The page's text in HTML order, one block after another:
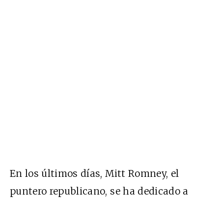
En los últimos días, Mitt Romney, el
puntero republicano, se ha dedicado a